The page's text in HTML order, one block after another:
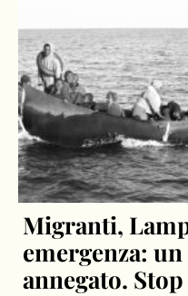
Migranti,
emergenza:
annegato.